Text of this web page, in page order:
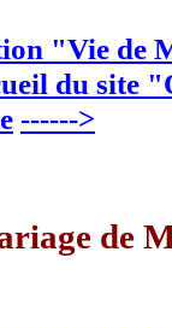
"Vie de
du site
------>
de